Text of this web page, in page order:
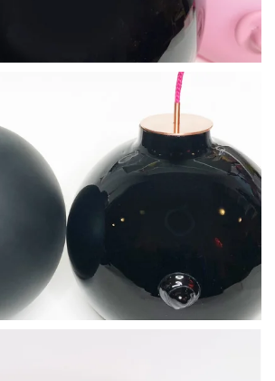
BLÄDDRA I GALLERI